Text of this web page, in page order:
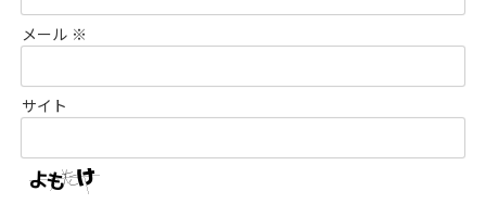
メール ※
サイト